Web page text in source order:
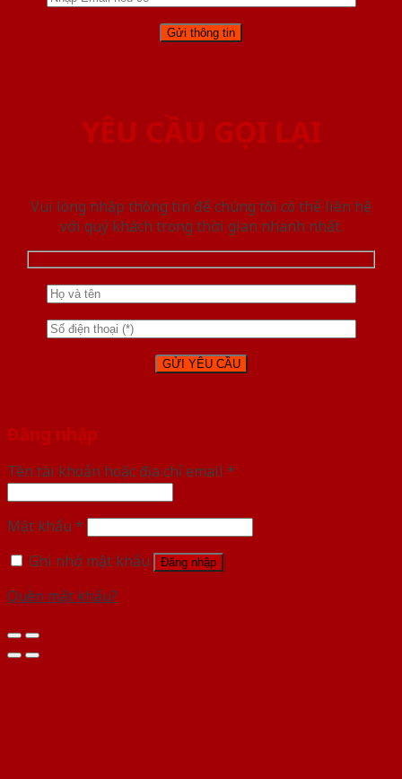
YÊU CẦU GỌI LẠI
Vui lòng nhập thông tin để chúng tôi có thể liên hệ
với quý khách trong thời gian nhanh nhất.
Đăng nhập
Tên tài khoản hoặc địa chỉ email *
Mật khẩu *
Ghi nhớ mật khẩu
Đăng nhập
Quên mật khẩu?